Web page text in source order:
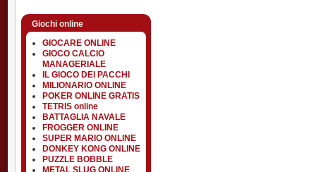
Giochi online
GIOCARE ONLINE
GIOCO CALCIO
MANAGERIALE
IL GIOCO DEI PACCHI
MILIONARIO ONLINE
POKER ONLINE GRATIS
TETRIS online
BATTAGLIA NAVALE
FROGGER ONLINE
SUPER MARIO ONLINE
DONKEY KONG ONLINE
PUZZLE BOBBLE
METAL SLUG ONLINE